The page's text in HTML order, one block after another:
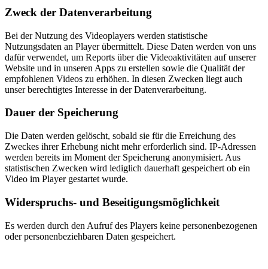
Zweck der Datenverarbeitung
Bei der Nutzung des Videoplayers werden statistische
Nutzungsdaten an Player übermittelt. Diese Daten werden von uns
dafür verwendet, um Reports über die Videoaktivitäten auf unserer
Website und in unseren Apps zu erstellen sowie die Qualität der
empfohlenen Videos zu erhöhen. In diesen Zwecken liegt auch
unser berechtigtes Interesse in der Datenverarbeitung.
Dauer der Speicherung
Die Daten werden gelöscht, sobald sie für die Erreichung des
Zweckes ihrer Erhebung nicht mehr erforderlich sind. IP-Adressen
werden bereits im Moment der Speicherung anonymisiert. Aus
statistischen Zwecken wird lediglich dauerhaft gespeichert ob ein
Video im Player gestartet wurde.
Widerspruchs- und Beseitigungsmöglichkeit
Es werden durch den Aufruf des Players keine personenbezogenen
oder personenbeziehbaren Daten gespeichert.